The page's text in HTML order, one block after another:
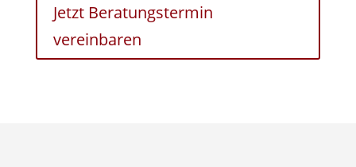
Jetzt Beratungstermin
vereinbaren